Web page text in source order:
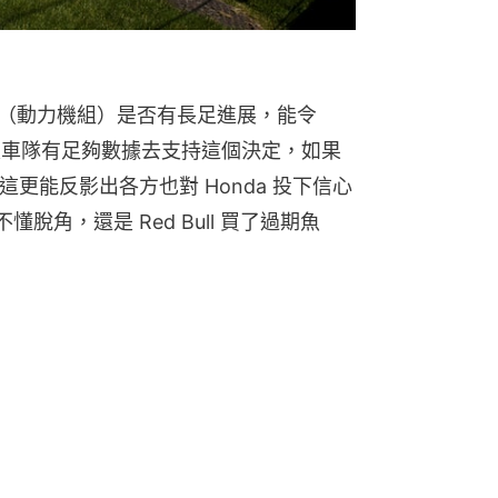
力機組）是否有長足進展，能令
隊有足夠數據去支持這個決定，如果
更能反影出各方也對 Honda 投下信心
脫角，還是 Red Bull 買了過期魚